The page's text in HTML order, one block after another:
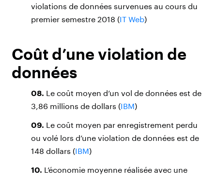
violations de données survenues au cours du
premier semestre 2018 (IT Web)
Coût d’une violation de
données
08. Le coût moyen d’un vol de données est de
3,86 millions de dollars (IBM)
09. Le coût moyen par enregistrement perdu
ou volé lors d’une violation de données est de
148 dollars (IBM)
10. L’économie moyenne réalisée avec une